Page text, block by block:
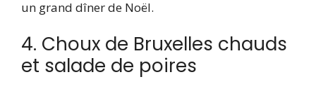
un grand dîner de Noël.
4. Choux de Bruxelles chauds
et salade de poires